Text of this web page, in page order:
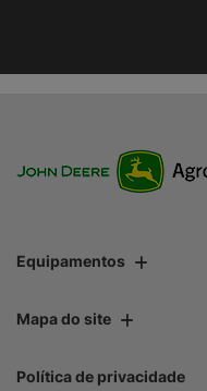
Equipamentos
Mapa do site
Política de privacidade